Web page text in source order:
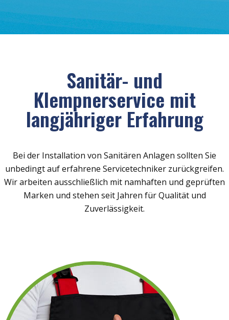
Sanitär- und
Klempnerservice mit
langjähriger Erfahrung
Bei der Installation von Sanitären Anlagen sollten Sie
unbedingt auf erfahrene Servicetechniker zurückgreifen.
Wir arbeiten ausschließlich mit namhaften und geprüften
Marken und stehen seit Jahren für Qualität und
Zuverlässigkeit.